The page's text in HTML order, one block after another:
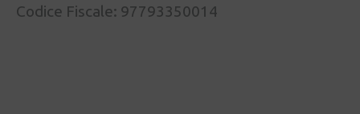
Codice Fiscale: 97793350014